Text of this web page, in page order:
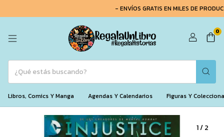
- ENVÍOS GRATIS EN MILES DE
0
Libros, Comics Y Manga Agendas Y Calendarios Figuras Y
1/2